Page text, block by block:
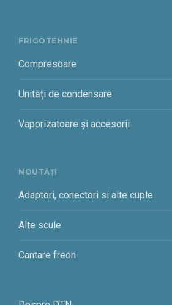
FRIGOTEHNIE
Compresoare
Unități de condensare
Vaporizatoare și accesorii
NOUTĂȚI
Adaptori, conectori si alte cuple
Alte scule
Cantare freon